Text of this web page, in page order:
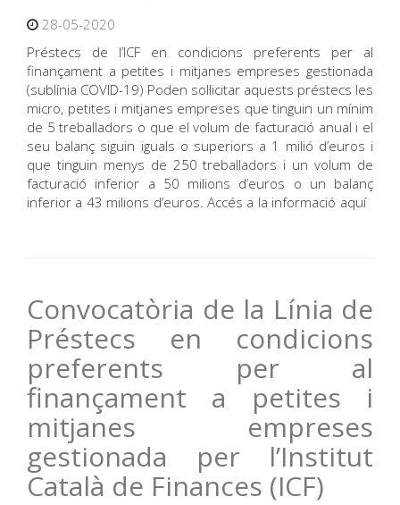
28-05-2020
Préstecs de l’ICF en condicions preferents per al
finançament a petites i mitjanes empreses gestionada
(sublínia COVID-19) Poden sol·licitar aquests préstecs les
micro, petites i mitjanes empreses que tinguin un mínim
de 5 treballadors o que el volum de facturació anual i el
seu balanç siguin iguals o superiors a 1 milió d’euros i
que tinguin menys de 250 treballadors i un volum de
facturació inferior a 50 milions d’euros o un balanç
inferior a 43 milions d’euros. Accés a la informació aquí
Convocatòria de la Línia de
Préstecs en condicions
preferents per al
finançament a petites i
mitjanes empreses
gestionada per l’Institut
Català de Finances (ICF)